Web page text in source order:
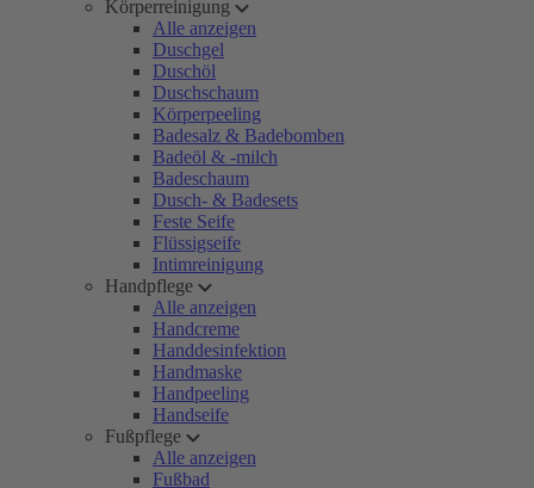
Körperreinigung
Alle anzeigen
Duschgel
Duschöl
Duschschaum
Körperpeeling
Badesalz & Badebomben
Badeöl & -milch
Badeschaum
Dusch- & Badesets
Feste Seife
Flüssigseife
Intimreinigung
Handpflege
Alle anzeigen
Handcreme
Handdesinfektion
Handmaske
Handpeeling
Handseife
Fußpflege
Alle anzeigen
Fußbad